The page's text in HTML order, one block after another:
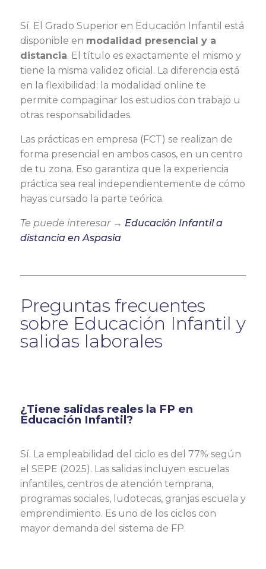
Sí. El Grado Superior en Educación Infantil está
disponible en modalidad presencial y a
distancia. El título es exactamente el mismo y
tiene la misma validez oficial. La diferencia está
en la flexibilidad: la modalidad online te
permite compaginar los estudios con trabajo u
otras responsabilidades.
Las prácticas en empresa (FCT) se realizan de
forma presencial en ambos casos, en un centro
de tu zona. Eso garantiza que la experiencia
práctica sea real independientemente de cómo
hayas cursado la parte teórica.
Te puede interesar → Educación Infantil a
distancia en Aspasia
Preguntas frecuentes
sobre Educación Infantil y
salidas laborales
¿Tiene salidas reales la FP en
Educación Infantil?
Sí. La empleabilidad del ciclo es del 77% según
el SEPE (2025). Las salidas incluyen escuelas
infantiles, centros de atención temprana,
programas sociales, ludotecas, granjas escuela y
emprendimiento. Es uno de los ciclos con
mayor demanda del sistema de FP.